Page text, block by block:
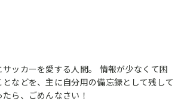
サッカーを愛する人間。 情報が少なくて困
などを、主に自分用の備忘録として残して
ら、ごめんなさい！